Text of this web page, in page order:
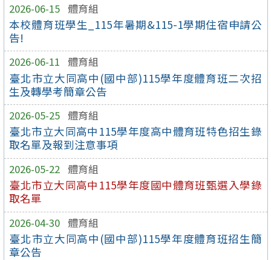
2026-06-15 體育組
本校體育班學生_115年暑期&115-1學期住宿申請公
告!
2026-06-11 體育組
臺北市立大同高中(國中部)115學年度體育班二次招
生及轉學考簡章公告
2026-05-25 體育組
臺北市立大同高中115學年度高中體育班特色招生錄
取名單及報到注意事項
2026-05-22 體育組
臺北市立大同高中115學年度國中體育班甄選入學錄
取名單
2026-04-30 體育組
臺北市立大同高中(國中部)115學年度體育班招生簡
章公告